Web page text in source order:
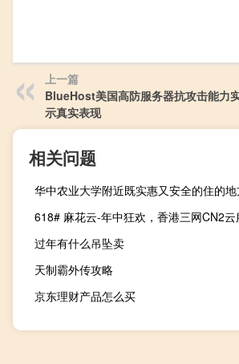
上一篇
BlueHost美国高防服务器抗攻击能力
示真实表现
相关问题
华中农业大学附近既实惠又安全的住的
过年有什么吊坠卖
天制霸外传攻略
京东理财产品怎么买